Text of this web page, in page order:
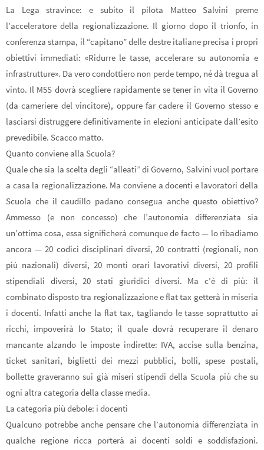
La Lega stravince: e subito il pilota Matteo Salvini preme
l’acceleratore della regionalizzazione. Il giorno dopo il trionfo, in
conferenza stampa, il “capitano” delle destre italiane precisa i propri
obiettivi immediati: «Ridurre le tasse, accelerare su autonomia e
infrastrutture». Da vero condottiero non perde tempo, né dà tregua al
vinto. Il M5S dovrà scegliere rapidamente se tener in vita il Governo
(da cameriere del vincitore), oppure far cadere il Governo stesso e
lasciarsi distruggere definitivamente in elezioni anticipate dall’esito
prevedibile. Scacco matto.
Quanto conviene alla Scuola?
Quale che sia la scelta degli “alleati” di Governo, Salvini vuol portare
a casa la regionalizzazione. Ma conviene a docenti e lavoratori della
Scuola che il caudillo padano consegua anche questo obiettivo?
Ammesso (e non concesso) che l’autonomia differenziata sia
un’ottima cosa, essa significherà comunque de facto — lo ribadiamo
ancora — 20 codici disciplinari diversi, 20 contratti (regionali, non
più nazionali) diversi, 20 monti orari lavorativi diversi, 20 profili
stipendiali diversi, 20 stati giuridici diversi. Ma c’è di più: il
combinato disposto tra regionalizzazione e flat tax getterà in miseria
i docenti. Infatti anche la flat tax, tagliando le tasse soprattutto ai
ricchi, impoverirà lo Stato; il quale dovrà recuperare il denaro
mancante alzando le imposte indirette: IVA, accise sulla benzina,
ticket sanitari, biglietti dei mezzi pubblici, bolli, spese postali,
bollette graveranno sui già miseri stipendi della Scuola più che su
ogni altra categoria della classe media.
La categoria più debole: i docenti
Qualcuno potrebbe anche pensare che l’autonomia differenziata in
qualche regione ricca porterà ai docenti soldi e soddisfazioni.